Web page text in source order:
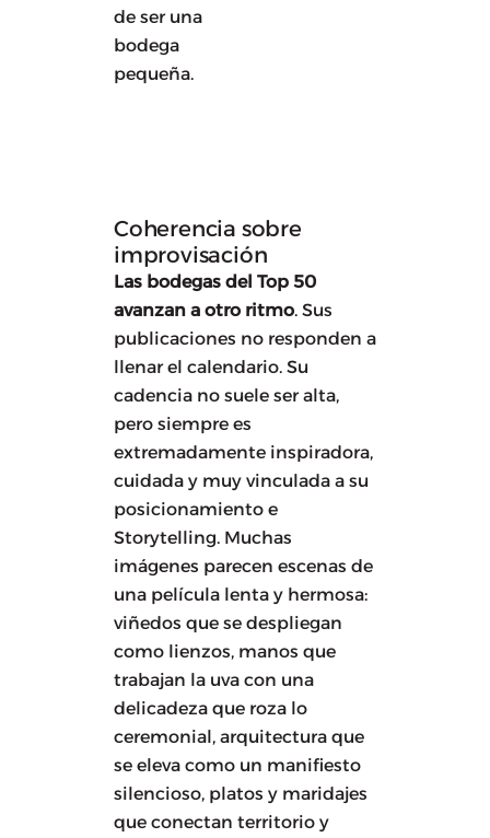
de ser una
bodega
pequeña.
Coherencia sobre
improvisación
Las bodegas del Top 50
avanzan a otro ritmo. Sus
publicaciones no responden a
llenar el calendario. Su
cadencia no suele ser alta,
pero siempre es
extremadamente inspiradora,
cuidada y muy vinculada a su
posicionamiento e
Storytelling. Muchas
imágenes parecen escenas de
una película lenta y hermosa:
viñedos que se despliegan
como lienzos, manos que
trabajan la uva con una
delicadeza que roza lo
ceremonial, arquitectura que
se eleva como un manifiesto
silencioso, platos y maridajes
que conectan territorio y